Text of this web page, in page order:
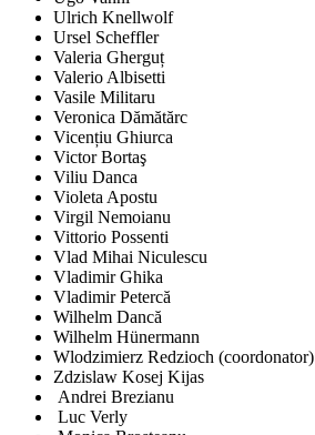
Ulrich Knellwolf
Ursel Scheffler
Valeria Gherguț
Valerio Albisetti
Vasile Militaru
Veronica Dămătărc
Vicențiu Ghiurca
Victor Bortaş
Viliu Danca
Violeta Apostu
Virgil Nemoianu
Vittorio Possenti
Vlad Mihai Niculescu
Vladimir Ghika
Vladimir Petercă
Wilhelm Dancă
Wilhelm Hünermann
Wlodzimierz Redzioch (coordonator)
Zdzislaw Kosej Kijas
Andrei Brezianu
Luc Verly